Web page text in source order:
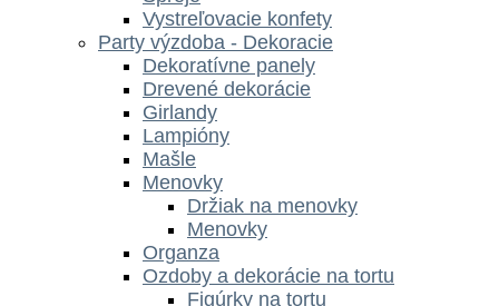
Vystreľovacie konfety
Party výzdoba - Dekoracie
Dekoratívne panely
Drevené dekorácie
Girlandy
Lampióny
Mašle
Menovky
Držiak na menovky
Menovky
Organza
Ozdoby a dekorácie na tortu
Figúrky na tortu